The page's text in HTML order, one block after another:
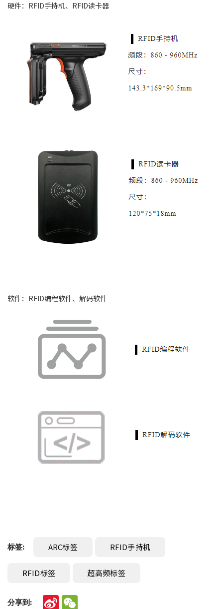
硬件：RFID手持机、RFID读卡器
软件：RFID编程软件、解码软件
标签: ARC标签 RFID手持机
RFID标签 超高频标签
分享到: